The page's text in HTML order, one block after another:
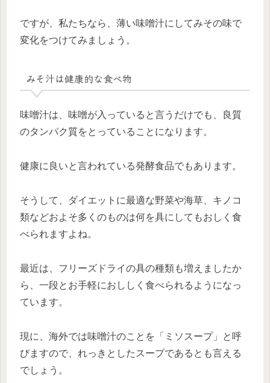
ですが、私たちなら、薄い味噌汁にしてみその味で
変化をつけてみましょう。
みそ汁は健康的な食べ物
味噌汁は、味噌が入っていると言うだけでも、良質
のタンパク質をとっていることになります。
健康に良いと言われている発酵食品でもあります。
そうして、ダイエットに最適な野菜や海草、キノコ
類などおよそ多くのものは何を具にしてもおしく食
べられますよね。
最近は、フリーズドライの具の種類も増えましたか
ら、一段とお手軽におししく食べられるようになっ
ています。
現に、海外では味噌汁のことを「ミソスープ」と呼
びますので、れっきとしたスープであるとも言える
でしょう。